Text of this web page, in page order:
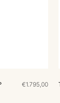
€1.795,00